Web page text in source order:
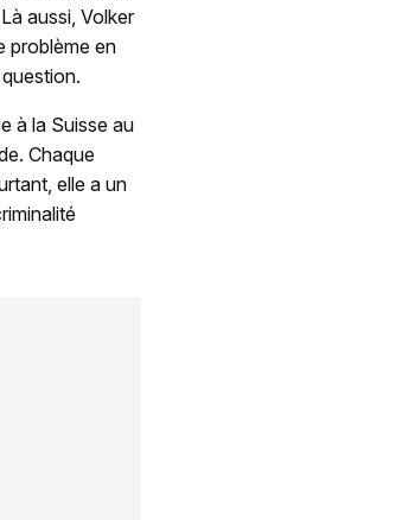
aussi, Volker
problème en
à la Suisse au
Chaque
elle a un